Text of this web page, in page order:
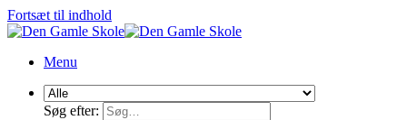
Fortsæt til indhold
Menu
Søg efter: